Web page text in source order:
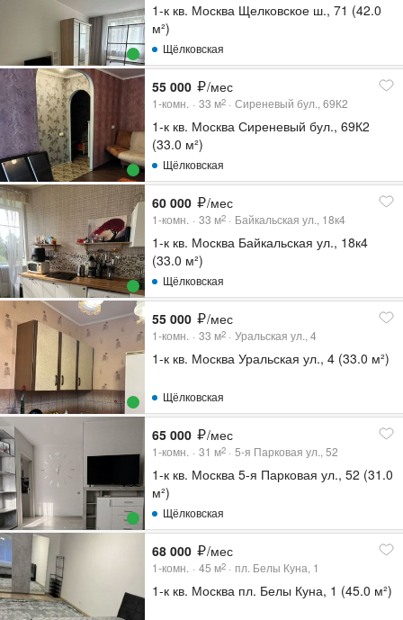
1-к кв. Москва Щелковское ш., 71 (42.0
м²)
Щёлковская
55 000 /мес
1-комн. 33 м2 Сиреневый бул., 69К2
1-к кв. Москва Сиреневый бул., 69К2
(33.0 м²)
Щёлковская
60 000 /мес
1-комн. 33 м2 Байкальская ул., 18к4
1-к кв. Москва Байкальская ул., 18к4
(33.0 м²)
Щёлковская
55 000 /мес
1-комн. 33 м2 Уральская ул., 4
1-к кв. Москва Уральская ул., 4 (33.0 м²)
Щёлковская
65 000 /мес
1-комн. 31 м2 5-я Парковая ул., 52
1-к кв. Москва 5-я Парковая ул., 52 (31.0
м²)
Щёлковская
68 000 /мес
1-комн. 45 м2 пл. Белы Куна, 1
1-к кв. Москва пл. Белы Куна, 1 (45.0 м²)